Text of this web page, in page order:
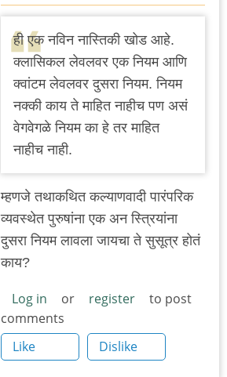
reply
to
माझं
वाचन
दांडगं
अजो१२३
ही एक नविन नास्तिकी खोड आहे.
क्लासिकल लेवलवर एक नियम आणि
क्वांटम लेवलवर दुसरा नियम. नियम
नक्की काय ते माहित नाहीच पण असं
वेगवेगळे नियम का हे तर माहित
नाहीच नाही.
म्ह‌ण‌जे त‌थाक‌थित‌ क‌ल्याण‌वादी पारंप‌रिक
व्य‌व‌स्थेत‌ पुरुषांना एक अन स्त्रियांना
दुस‌रा निय‌म लाव‌ला जाय‌चा ते सुसूत्र होतं
काय‌?
Log in or register
to post
comments
Like
Dislike